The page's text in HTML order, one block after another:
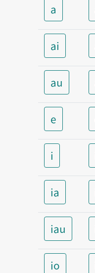
a
ai
au
e
i
ia
iau
io